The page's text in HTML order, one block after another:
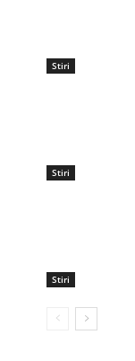
Stiri
Stiri
Stiri